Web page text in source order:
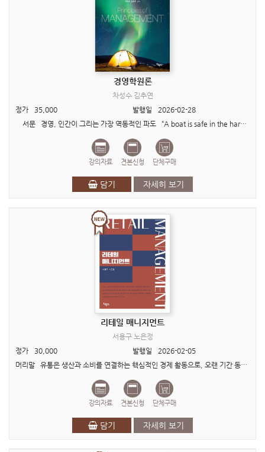
경영학원론
차성수 김추연
정가
35,000 발행일
2026-02-28
서문 경영, 인간이 그리는 가장 역동적인 파도 “A boat is safe in the harbor. But this is not the purpose of a boat.” (배는 항구에 있을 ..
강의자료 견본신청 단체구매
담기 자세히 보기
리테일 매니지먼트
서용구 노은정
정가
30,000 발행일
2026-02-05
머리말 유통은 생산과 소비를 연결하는 핵심적인 경제 활동으로, 오랜 기간 동안 B2B, B2C 경제의 기반 역할을 수행해 왔습니다. 그러나 최근 디지털 기술의 발전과 소비 환경의 급격한 변화는 ..
강의자료 견본신청 단체구매
담기 자세히 보기